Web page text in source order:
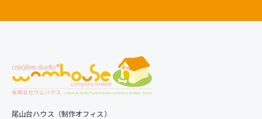
尾山台ハウス（制作オフィス）